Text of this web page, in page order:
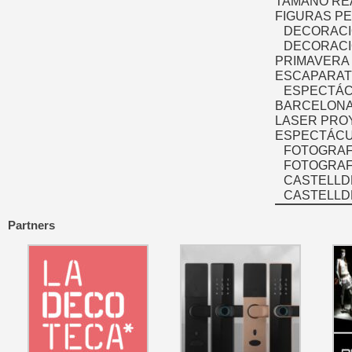
FIGURAS
PRIMAVERA
LASER
Partners